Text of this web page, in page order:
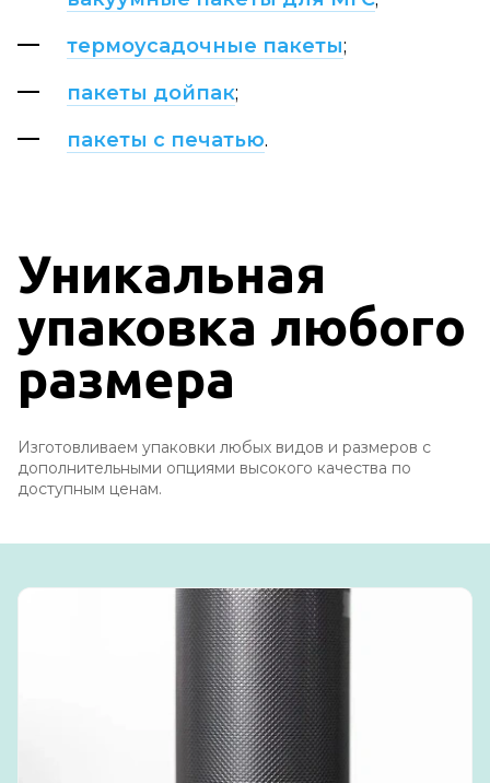
термоусадочные пакеты;
пакеты дойпак;
пакеты с печатью.
Уникальная
упаковка любого
размера
Изготовливаем упаковки любых видов и размеров с
дополнительными опциями высокого качества по
доступным ценам.